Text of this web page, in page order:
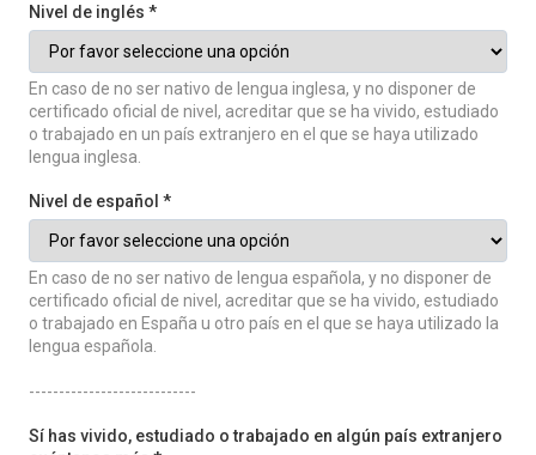
Nivel de inglés *
En caso de no ser nativo de lengua inglesa, y no disponer de
certificado oficial de nivel, acreditar que se ha vivido, estudiado
o trabajado en un país extranjero en el que se haya utilizado
lengua inglesa.
Nivel de español *
En caso de no ser nativo de lengua española, y no disponer de
certificado oficial de nivel, acreditar que se ha vivido, estudiado
o trabajado en España u otro país en el que se haya utilizado la
lengua española.
----------------------------
Sí has vivido, estudiado o trabajado en algún país extranjero